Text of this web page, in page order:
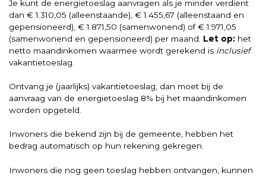
Je kunt de energietoeslag aanvragen als je minder verdient
dan € 1.310,05 (alleenstaande), € 1.455,67 (alleenstaand en
gepensioneerd), € 1.871,50 (samenwonend) of € 1.971,05
(samenwonend en gepensioneerd) per maand. Let op: het
netto maandinkomen waarmee wordt gerekend is ínclusief
vakantietoeslag.
Ontvang je (jaarlijks) vakantietoeslag, dan moet bij de
aanvraag van de energietoeslag 8% bij het maand­inkomen
worden opgeteld.
Inwoners die bekend zijn bij de gemeente, hebben het
bedrag automatisch op hun rekening gekregen.
Inwoners die nog geen toeslag hebben ontvangen, kunnen